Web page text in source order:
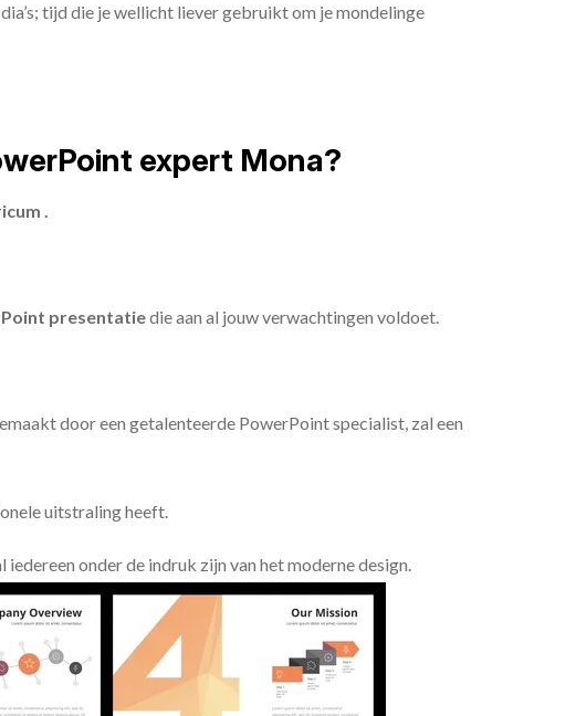
tijd die je wellicht liever gebruikt om je mondelinge
expert Mona?
.
presentatiedie aan al jouw verwachtingen voldoet.
door een getalenteerde PowerPoint specialist, zal een
uitstraling heeft.
iedereen onder de indruk zijn van het moderne design.